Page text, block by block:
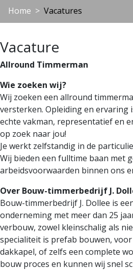
Home Vacatures
Vacature
Allround Timmerman
Wie zoeken wij?
Wij zoeken een allround
versterken. Opleiding en ervaring
echte vakman, representatief en
op zoek naar jou!
Je werkt zelfstandig in de
Wij bieden een fulltime baan met
arbeidsvoorwaarden binnen ons
Over Bouw-timmerbedrijf J.
Bouw-timmerbedrijf J. Dollee is
onderneming met meer dan 25
verbouw, zowel kleinschalig als
specialiteit is prefab bouwen,
dakkapel, of zelfs een complete
bouw proces en kunnen wij snel